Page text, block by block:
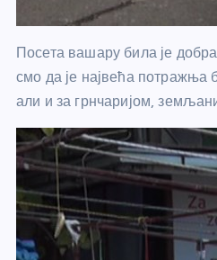
Посета вашару била је
смо да је највећа потражња
али и за грнчаријом,